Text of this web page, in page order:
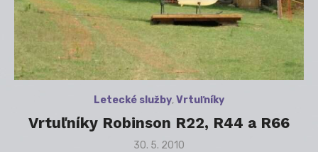
Letecké služby,Vrtuľníky
Vrtuľníky Robinson R22, R44 a R66
Posted
30. 5. 2010